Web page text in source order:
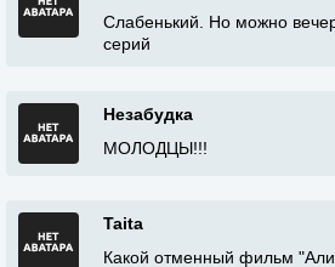
Слабенький. Но можно
серий
Незабудка
МОЛОДЦЫ!!!
Taita
Какой отменный фильм